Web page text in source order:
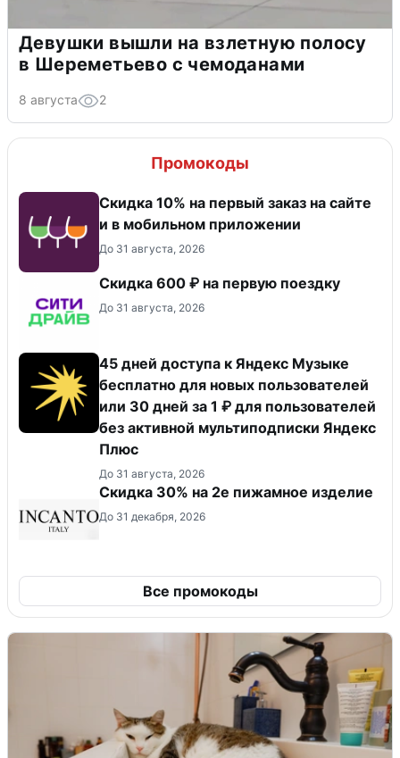
Девушки вышли на взлетную полосу
в Шереметьево с чемоданами
8 августа 2
Промокоды
Скидка 10% на первый заказ на сайте
и в мобильном приложении
До 31 августа, 2026
Скидка 600 ₽ на первую поездку
До 31 августа, 2026
45 дней доступа к Яндекс Музыке
бесплатно для новых пользователей
или 30 дней за 1 ₽ для пользователей
без активной мультиподписки Яндекс
Плюс
До 31 августа, 2026
Скидка 30% на 2е пижамное изделие
До 31 декабря, 2026
Все промокоды